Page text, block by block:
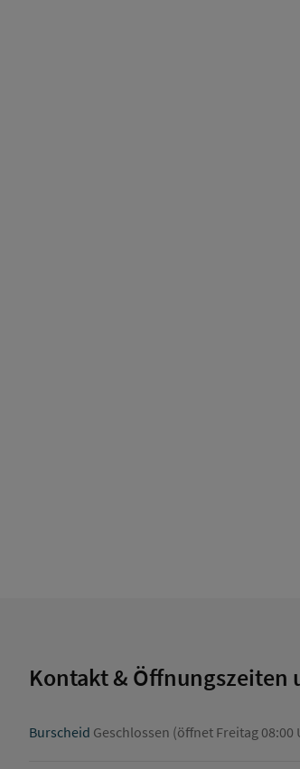
Kontakt & Öffnungszeiten
Burscheid Geschlossen (öffnet Freitag 08:00